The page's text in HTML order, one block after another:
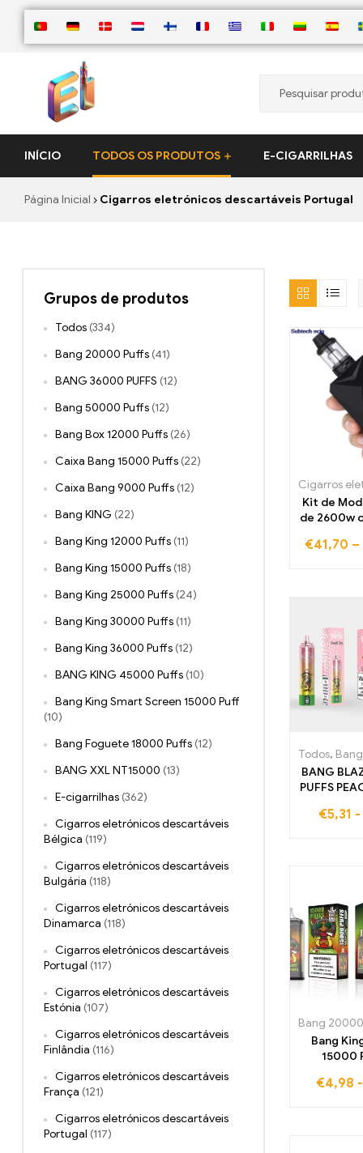
ElementVape.de
INÍCIO TODOS OS PRODUTOS E-CIGARRILHAS
Página Inicial Cigarros eletrónicos descartáveis Portugal
Kit de
de 2600w
bateria e
€41,70 –
Todos, Bang
BANG
PUFFS
€5,31 -
Bang
Bang
15000
€4,98 -
Grupos de produtos
Todos (334)
Bang 20000 Puffs (41)
BANG 36000 PUFFS (12)
Bang 50000 Puffs (12)
Bang Box 12000 Puffs (26)
Caixa Bang 15000 Puffs (22)
Caixa Bang 9000 Puffs (12)
Bang KING (22)
Bang King 12000 Puffs (11)
Bang King 15000 Puffs (18)
Bang King 25000 Puffs (24)
Bang King 30000 Puffs (11)
Bang King 36000 Puffs (12)
BANG KING 45000 Puffs (10)
Bang King Smart Screen 15000 Puff
(10)
Bang Foguete 18000 Puffs (12)
BANG XXL NT15000 (13)
E-cigarrilhas (362)
Cigarros eletrónicos descartáveis
Bélgica (119)
Cigarros eletrónicos descartáveis
Bulgária (118)
Cigarros eletrónicos descartáveis
Dinamarca (118)
Cigarros eletrónicos descartáveis
Portugal (117)
Cigarros eletrónicos descartáveis
Estónia (107)
Cigarros eletrónicos descartáveis
Finlândia (116)
Cigarros eletrónicos descartáveis
França (121)
Cigarros eletrónicos descartáveis
Portugal (117)